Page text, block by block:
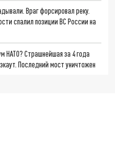
Враг форсировал реку.
спалил позиции ВС России на
НАТО? Страшнейшая за 4 года
Последний мост уничтожен